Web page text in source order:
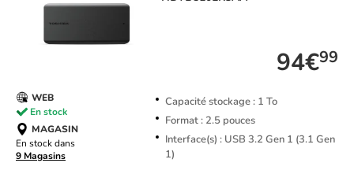
94€99
Capacité stockage : 1 To
Format : 2.5 pouces
Interface(s) : USB 3.2 Gen 1 (3.1 Gen
1)
WEB
En stock
MAGASIN
En stock dans
9 Magasins